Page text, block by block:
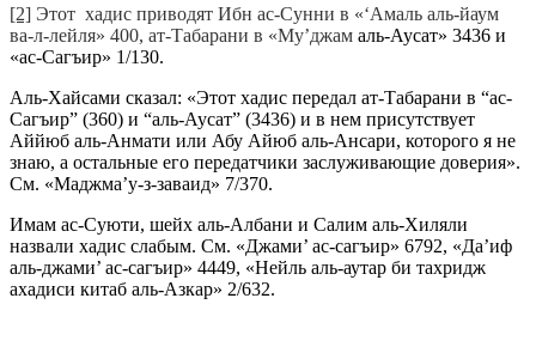
[2] Этот хадис приводят Ибн ас-Сунни в «‘Амаль аль-йаум
ва-л-лейля» 400, ат-Табарани в «Му’джам аль-Аусат» 3436 и
«ас-Сагъир» 1/130.
Аль-Хайсами сказал: «Этот хадис передал ат-Табарани в “ас-
Сагъир” (360) и “аль-Аусат” (3436) и в нем присутствует
Аййюб аль-Анмати или Абу Айюб аль-Ансари, которого я не
знаю, а остальные его передатчики заслуживающие доверия».
См. «Маджма’у-з-заваид» 7/370.
Имам ас-Суюти, шейх аль-Албани и Салим аль-Хиляли
назвали хадис слабым. См. «Джами’ ас-сагъир» 6792, «Да’иф
аль-джами’ ас-сагъир» 4449, «Нейль аль-аутар би тахридж
ахадиси китаб аль-Азкар» 2/632.